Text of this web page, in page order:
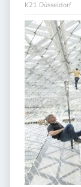
K21 Düsseldorf